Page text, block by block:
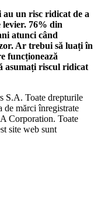
au un risc ridicat de a
levier. 76% din
atunci când
Ar trebui să luați în
funcționează
asumați riscul ridicat
Toate drepturile
mărci înregistrate
Corporation. Toate
site web sunt